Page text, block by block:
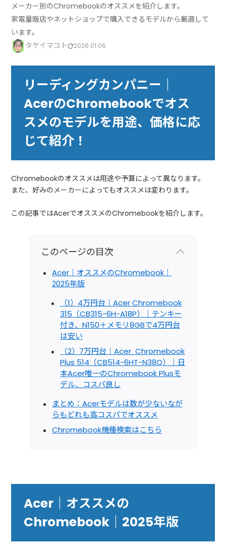
メーカー別のChromebookのオススメを紹介します。
家電量販店やネットショップで購入できるモデルから厳選して
います。
タケイマコト
2026.01.06
リーディングカンパニー｜
AcerのChromebookでオス
スメのモデルを用途、価格に応
じて紹介！
Chromebookのオススメは用途や予算によって異なります。
また、好みのメーカーによってもオススメは変わります。
この記事ではAcerでオススメのChromebookを紹介します。
このページの目次
Acer｜オススメのChromebook｜
2025年版
（1）4万円台｜Acer Chromebook
315（CB315-6H-A18P）｜テンキー
付き、N150＋メモリ8GBで4万円台
は安い
（2）7万円台｜Acer Chromebook
Plus 514（CB514-6HT-N38Q）｜日
本Acer唯一のChromebook Plusモ
デル、コスパ良し
まとめ：Acerモデルは数が少ないなが
らもどれも高コスパでオススメ
Chromebook機種検索はこちら
Acer｜オススメの
Chromebook｜2025年版